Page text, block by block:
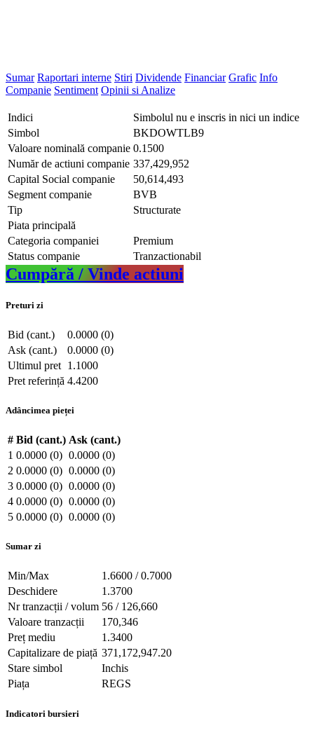
Sumar Raportari interne Stiri Dividende Financiar Grafic Info
Companie Sentiment Opinii si Analize
Indici
Simbolul nu e inscris in nici un indice
Simbol
BKDOWTLB9
Valoare nominală companie 0.1500
Număr de actiuni companie 337,429,952
Capital Social companie
50,614,493
Segment companie
BVB
Tip
Structurate
Piata principală
Categoria companiei
Premium
Status companie
Tranzactionabil
Cumpără / Vinde actiuni
Preturi zi
Bid (cant.)
0.0000 (0)
Ask (cant.)
0.0000 (0)
Ultimul pret 1.1000
Pret referință 4.4200
Adâncimea pieței
# Bid (cant.) Ask (cant.)
1 0.0000 (0) 0.0000 (0)
2 0.0000 (0) 0.0000 (0)
3 0.0000 (0) 0.0000 (0)
4 0.0000 (0) 0.0000 (0)
5 0.0000 (0) 0.0000 (0)
Sumar zi
Min/Max
1.6600 / 0.7000
Deschidere
1.3700
Nr tranzacții / volum 56 / 126,660
Valoare tranzacții
170,346
Preț mediu
1.3400
Capitalizare de piață 371,172,947.20
Stare simbol
Inchis
Piața
REGS
Indicatori bursieri